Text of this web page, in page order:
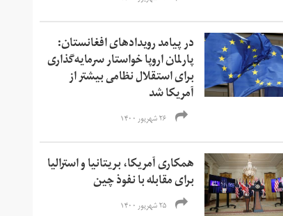
در پیامد رویدادهای افغانستان:
پارلمان اروپا خواستار سرمایه‌گذاری
برای استقلال نظامی بیشتر از
آمریکا شد
۲۶ شهریور ۱۴۰۰
همکاری آمریکا، بریتانیا و استرالیا
برای مقابله با نفوذ چین
۲۵ شهریور ۱۴۰۰